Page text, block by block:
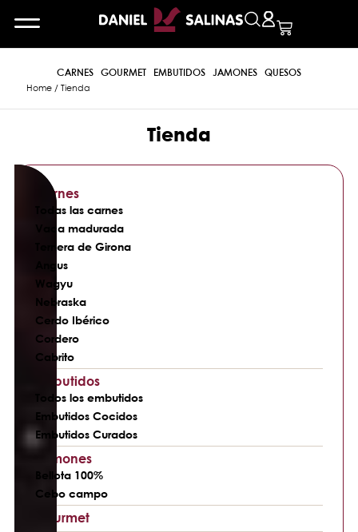
CARNES GOURMET EMBUTIDOS JAMONES QUESOS
Home/ Tienda
Tienda
Carnes
Todas las carnes
Vaca madurada
Ternera de Girona
Angus
Wagyu
Nebraska
Cerdo Ibérico
Cordero
Cabrito
Embutidos
Todos los embutidos
Embutidos Cocidos
Embutidos Curados
Jamones
Bellota 100%
Cebo campo
Gourmet